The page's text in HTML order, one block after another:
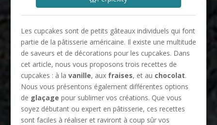
Les cupcakes sont de petits gâteaux individuels qui font
partie de la pâtisserie américaine. Il existe une multitude
de saveurs et de décorations pour les cupcakes. Dans
cet article, nous vous proposons trois recettes de
cupcakes : à la vanille, aux fraises, et au chocolat.
Nous vous présentons également différentes options
de glaçage pour sublimer vos créations. Que vous
soyez débutant ou expert en pâtisserie, ces recettes
sont faciles à réaliser et raviront à coup sûr vos